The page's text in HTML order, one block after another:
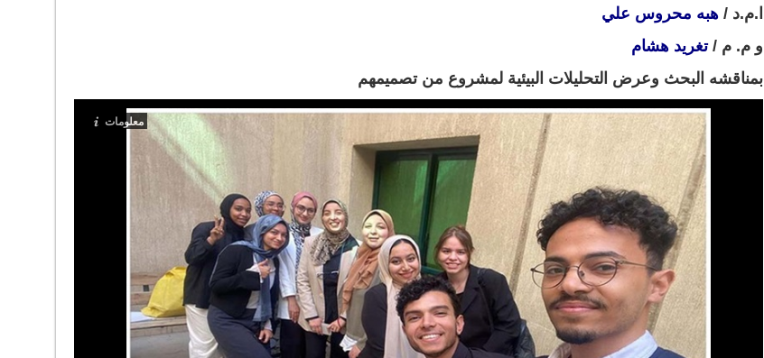
ا.م.د / هبه محروس علي
و م. م /تغريد هشام
بمناقشه البحث وعرض التحليلات البيئية لمشروع من تصميمهم
معلومات